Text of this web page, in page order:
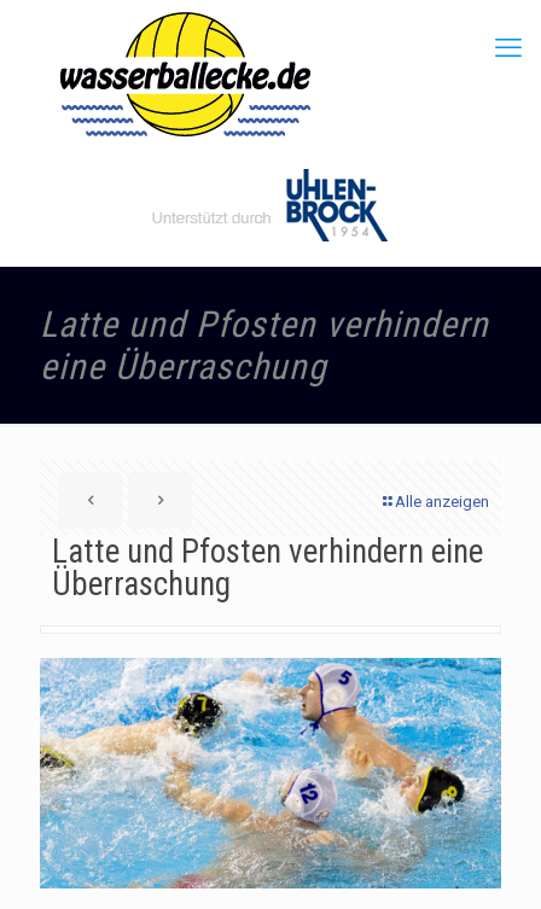
Latte und Pfosten verhindern
eine Überraschung
Alle anzeigen
Latte und Pfosten verhindern eine
Überraschung